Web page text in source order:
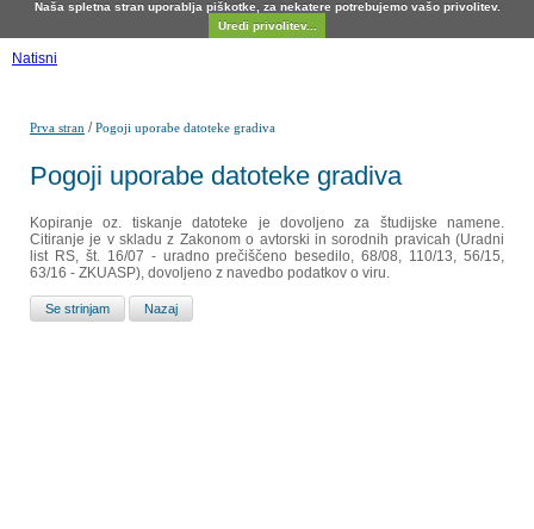
Naša spletna stran uporablja piškotke, za nekatere potrebujemo vašo privolitev.
Uredi privolitev...
Natisni
Prva stran /Pogoji uporabe datoteke gradiva
Pogoji uporabe datoteke gradiva
Kopiranje oz. tiskanje datoteke je dovoljeno za študijske namene.
Citiranje je v skladu z Zakonom o avtorski in sorodnih pravicah (Uradni
list RS, št. 16/07 - uradno prečiščeno besedilo, 68/08, 110/13, 56/15,
63/16 - ZKUASP), dovoljeno z navedbo podatkov o viru.